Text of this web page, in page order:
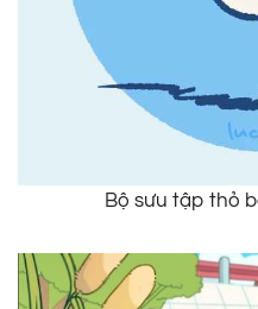
Bộ sưu tập thỏ